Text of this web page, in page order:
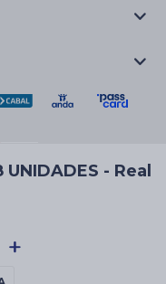
UNIDADES - Real